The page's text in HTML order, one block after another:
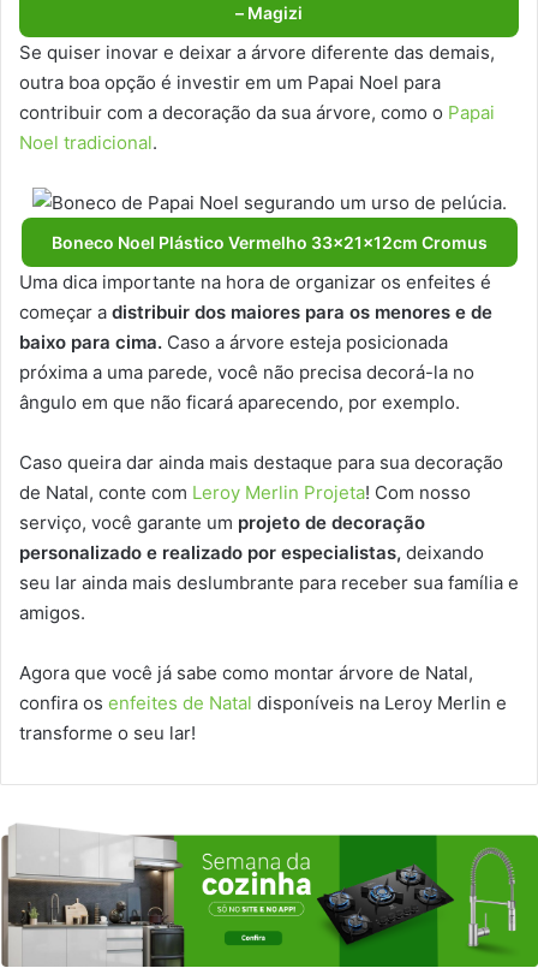
– Magizi
Se quiser inovar e deixar a árvore diferente das demais,
outra boa opção é investir em um Papai Noel para
contribuir com a decoração da sua árvore, como o Papai
Noel tradicional.
Boneco Noel Plástico Vermelho 33x21x12cm Cromus
Uma dica importante na hora de organizar os enfeites é
começar a distribuir dos maiores para os menores e de
baixo para cima. Caso a árvore esteja posicionada
próxima a uma parede, você não precisa decorá-la no
ângulo em que não ficará aparecendo, por exemplo.
Caso queira dar ainda mais destaque para sua decoração
de Natal, conte com Leroy Merlin Projeta! Com nosso
serviço, você garante um projeto de decoração
personalizado e realizado por especialistas, deixando
seu lar ainda mais deslumbrante para receber sua família e
amigos.
Agora que você já sabe como montar árvore de Natal,
confira os enfeites de Natal disponíveis na Leroy Merlin e
transforme o seu lar!